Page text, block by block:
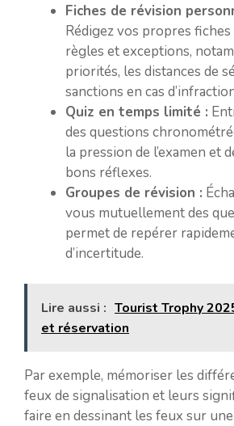
Fiches de révision
Rédigez vos propres
règles et exceptions,
priorités, les distances de
sanctions en cas
Quiz en temps limité :
des questions
la pression de l’examen et
bons réflexes.
Groupes de révision :
vous mutuellement des
permet de repérer
d’incertitude.
Lire aussi : Tourist Trophy
et réservation
Par exemple, mémoriser les
feux de signalisation et leurs
faire en dessinant les feux sur